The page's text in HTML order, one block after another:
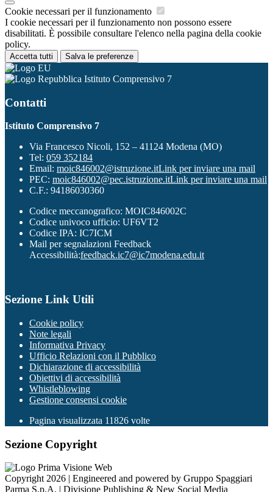
Cookie necessari per il funzionamento
I cookie necessari per il funzionamento non possono essere
disabilitati. È possibile consultare l'elenco nella pagina della cookie
policy.
Accetta tutti Salva le preferenze
Istituto Comprensivo 7
Contatti
Istituto Comprensivo 7
Via Francesco Nicoli, 152 – 41124 Modena (MO)
Tel: 059 352184
Email: moic846002@istruzione.itLink per inviare una mail
PEC: moic846002@pec.istruzione.itLink per inviare una mail
C.F.: 94186030360
Codice meccanografico: MOIC846002C
Codice univoco ufficio: UF6VT2
Codice IPA: IC7ICM
Mail per segnalazioni Feedback
Accessibilità:feedback.ic7@ic7modena.edu.it
Sezione Link Utili
Cookie policy
Note legali
Informativa Privacy
Ufficio Relazioni con il Pubblico
Dichiarazione di accessibilità
Obiettivi di accessibilità
Whistleblowing
Gestione consensi cookie
Pagina visualizzata 11826 volte
Sezione Copyright
Copyright 2026 | Engineered and powered by Gruppo Spaggiari
Parma S.p.A. | Divisione Publishing & New Social Media